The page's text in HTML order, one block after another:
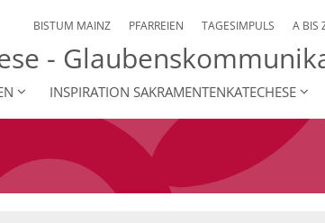
BISTUM MAINZ PFARREIEN TAGESIMPULS A BIS
-
INSPIRATION SAKRAMENTENKATECHESE